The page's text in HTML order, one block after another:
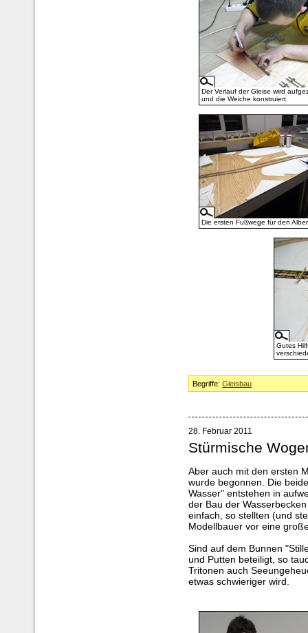
Der Verlauf der Gleise wird
und die Weiche konstruiert.
Die ersten Fußwege für den
Gutes
Begriffe:Gleisbau
28. Februar 2011
Stürmische
Aber auch mit den ersten
wurde begonnen. Die
Wasser" entstehen in
der Bau der
einfach, so stellten (und
Modellbauer vor eine
Sind auf dem Bunnen
und Putten beteiligt, so
Tritonen auch
etwas schwieriger wird.